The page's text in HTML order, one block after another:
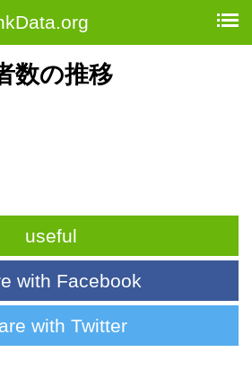
数の推移
useful
with Facebook
with Twitter